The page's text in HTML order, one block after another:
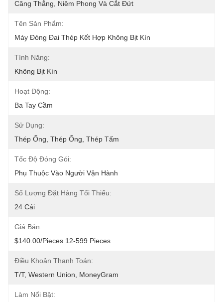
Căng Thẳng, Niêm Phong Và Cắt Đứt
Tên Sản Phẩm:
Máy Đóng Đai Thép Kết Hợp Không Bịt Kín
Tính Năng:
Không Bịt Kín
Hoạt Động:
Ba Tay Cầm
Sử Dụng:
Thép Ống, Thép Ống, Thép Tấm
Tốc Độ Đóng Gói:
Phụ Thuộc Vào Người Vận Hành
Số Lượng Đặt Hàng Tối Thiểu:
24 Cái
Giá Bán:
$140.00/pieces 12-599 Pieces
Điều Khoản Thanh Toán:
T/T, Western Union, MoneyGram
Làm Nổi Bật: